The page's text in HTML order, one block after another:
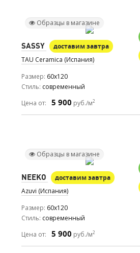
Образцы в магазине
SASSY
доставим завтра
TAU Ceramica (Испания)
Размер 60x120
Стиль современный
Цена от:
5 900 руб./м2
Образцы в магазине
NEEKO
доставим завтра
Azuvi (Испания)
Размер 60x120
Стиль современный
Цена от:
5 900 руб./м2